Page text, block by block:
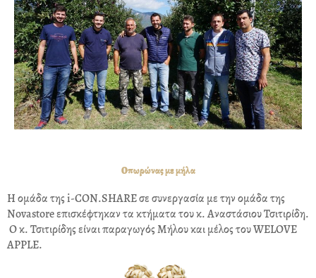
Οπωρώνας με μήλα
Η ομάδα της i-CON.SHARE σε συνεργασία με την ομάδα της
Novastore επισκέφτηκαν τα κτήματα του κ. Αναστάσιου Τσιτιρίδη.
Ο κ. Τσιτιρίδης είναι παραγωγός Μήλου και μέλος του WELOVE
APPLE.